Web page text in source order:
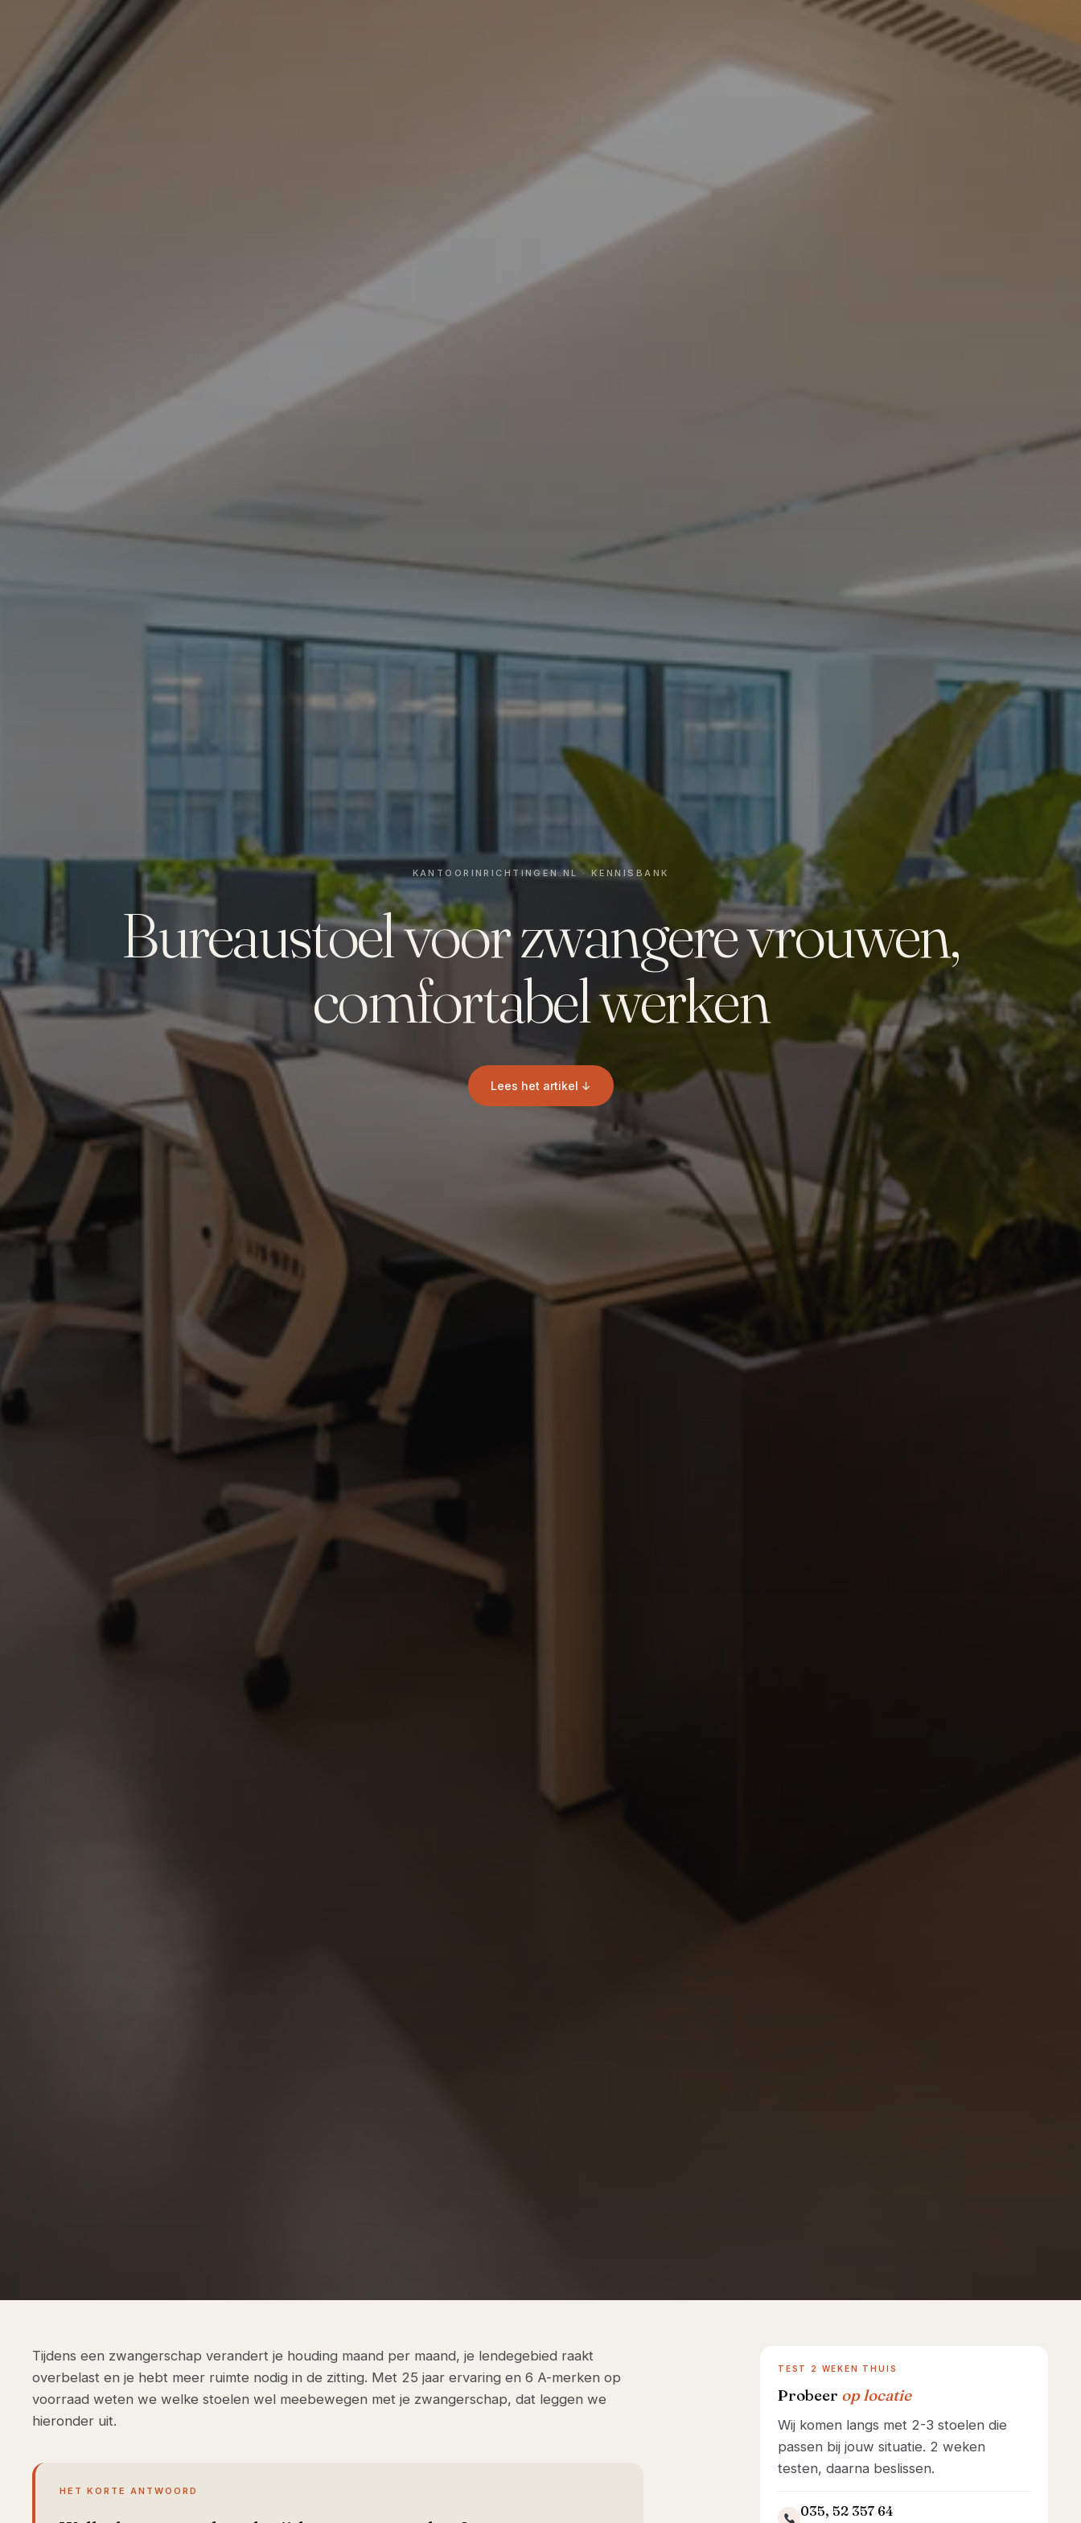
Bureaustoel voor zwangere vrouwen,
comfortabel werken
Tijdens een zwangerschap verandert je houding maand per maand, je lendegebied raakt
overbelast en je hebt meer ruimte nodig in de zitting. Met 25 jaar ervaring en 6 A-merken op
voorraad weten we welke stoelen wel meebewegen met je zwangerschap, dat leggen we
hieronder uit.
TEST 2 WEKEN THUIS
Probeer op locatie
Wij komen langs met 2-3 stoelen die
passen bij jouw situatie. 2 weken
testen, daarna beslissen.
035, 52 357 64
HET KORTE ANTWOORD